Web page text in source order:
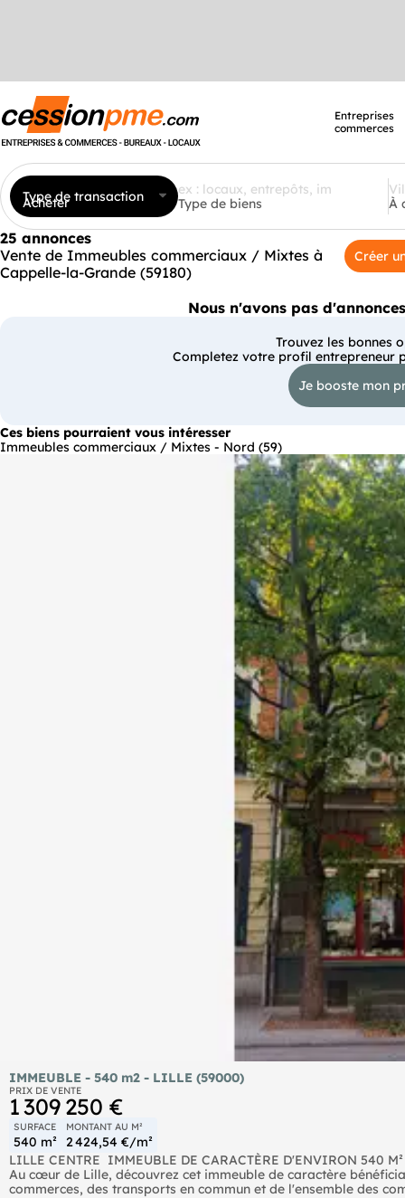
Entreprises
commerces
Type de transaction
Acheter Type de biens À
25 annonces
Vente de Immeubles commerciaux / Mixtes à
Cappelle-la-Grande (59180)
Créer
Nous n'avons pas
Trouvez les bonnes
Completez votre profil entrepreneur
Je booste mon
Ces biens pourraient vous intéresser
Immeubles commerciaux / Mixtes - Nord (59)
IMMEUBLE - 540 m2 - LILLE (59000)
PRIX DE VENTE
1 309 250 €
SURFACE
540 m²
MONTANT AU M²
2 424,54 €/m²
LILLE CENTRE  IMMEUBLE DE CARACTÈRE D'ENVIRON 540 M²
Au cœur de Lille, découvrez cet immeuble de caractère
commerces, des transports en commun et de l'ensemble des